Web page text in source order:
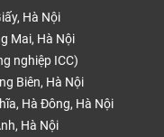
Hà Nội
Mai, Hà Nội
nghiệp ICC)
Biên, Hà Nội
Hà Đông, Hà Nội
Hà Nội